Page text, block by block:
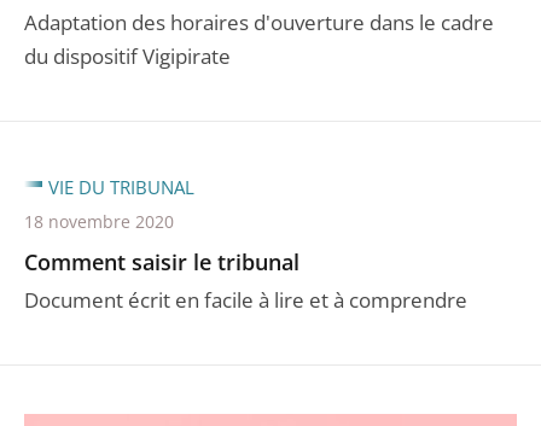
Adaptation des horaires d'ouverture dans le cadre
du dispositif Vigipirate
Comment saisir le tribunal
Document écrit en facile à lire et à comprendre
VIE DU TRIBUNAL
18 novembre 2020